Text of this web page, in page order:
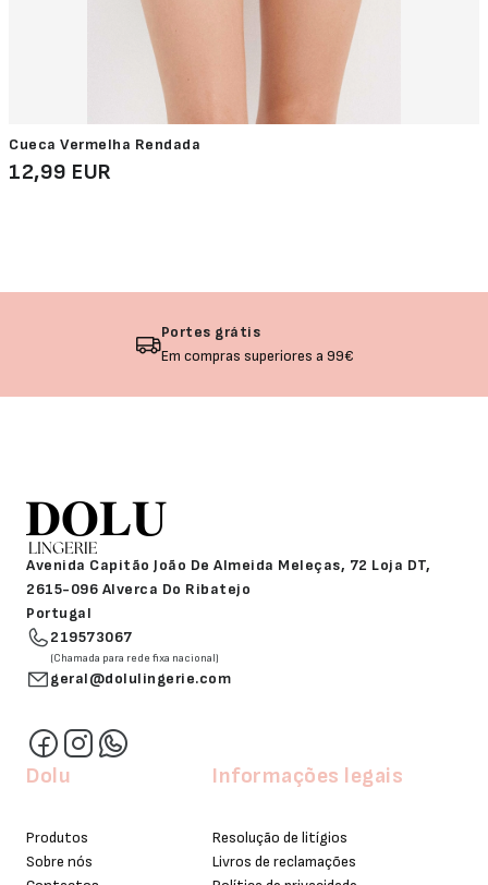
Cueca Vermelha Rendada
12,99 EUR
Devolução garantida
Não gostou? Troque o seu produto!
Avenida Capitão João De Almeida Meleças, 72 Loja DT,
2615-096 Alverca Do Ribatejo
Portugal
219573067
(Chamada para rede fixa nacional)
geral@dolulingerie.com
Dolu
Produtos
Sobre nós
Informações legais
Resolução de litígios
Livros de reclamações